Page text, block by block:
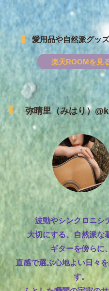
愛用品や自然派グッ
楽天ROOMを見
弥晴里（みはり）
波動やシンクロニシ
大切にする、自然派な
ギターを傍らに、
直感で選ぶ心地よい日々
す。